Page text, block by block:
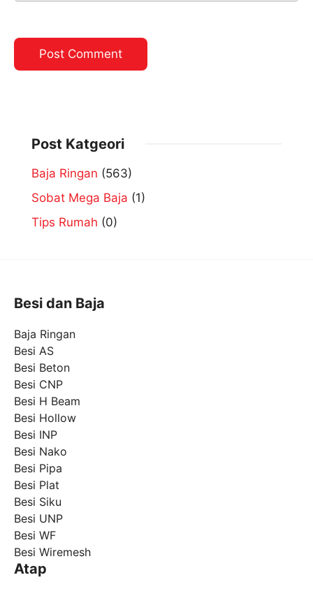
Post Katgeori
Baja Ringan (563)
Sobat Mega Baja (1)
Tips Rumah (0)
Besi dan Baja
Baja Ringan
Besi AS
Besi Beton
Besi CNP
Besi H Beam
Besi Hollow
Besi INP
Besi Nako
Besi Pipa
Besi Plat
Besi Siku
Besi UNP
Besi WF
Besi Wiremesh
Atap